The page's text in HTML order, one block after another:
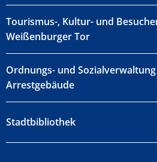
Tourismus-, Kultur- und
Weißenburger Tor
Ordnungs- und
Arrestgebäude
Stadtbibliothek